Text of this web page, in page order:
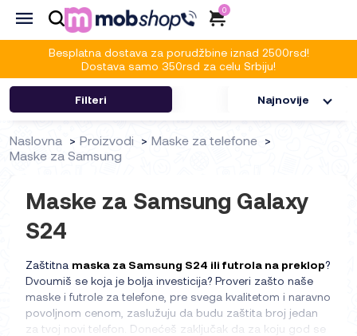
0
Besplatna dostava za porudžbine iznad 2500rsd!
Dostava samo 350rsd za celu Srbiju!
Filteri Najnovije
Naslovna Proizvodi
Maske za telefone
Maske za Samsung
Maske za Samsung Galaxy
S24
Zaštitna maska za Samsung S24 ili futrola na preklop?
Dvoumiš se koja je bolja investicija? Proveri zašto naše
maske i futrole za telefone, pre svega kvalitetom i naravno
povoljnom cenom, zaslužuju da budu zaštita broj jedan
za tvoj novi telefon. Donećeš zaključak da za koju god se